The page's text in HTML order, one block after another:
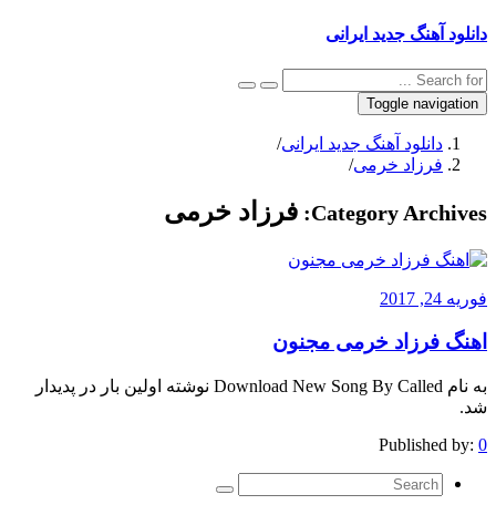
دانلود آهنگ جدید ایرانی
Toggle navigation
دانلود آهنگ جدید ایرانی/
فرزاد خرمی/
Category Archives: فرزاد خرمی
فوریه 24, 2017
اهنگ فرزاد خرمی مجنون
به نام Download New Song By Called نوشته اولین بار در پدیدار
شد.
Published by: 0